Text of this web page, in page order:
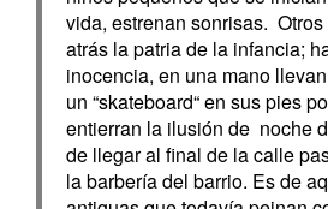
vida, estrenan sonrisas.
atrás la patria de la infancia;
inocencia, en una mano
un “skateboard“ en sus pies
entierran la ilusión de noche
de llegar al final de la calle
la barbería del barrio. Es de